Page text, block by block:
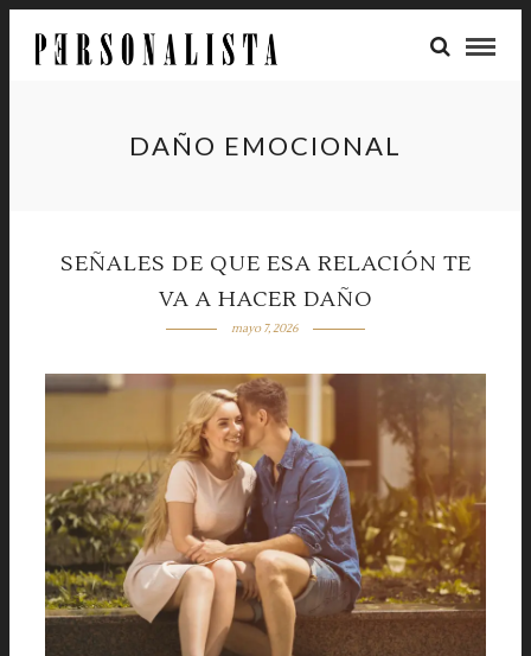
DAÑO EMOCIONAL
SEÑALES DE QUE ESA RELACIÓN TE
VA A HACER DAÑO
mayo 7, 2026